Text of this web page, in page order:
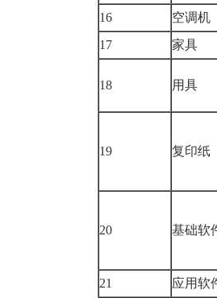
16
空调机
17
家具
18 用具
19 复印纸
20 基础软
21
应用软